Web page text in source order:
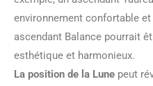
environnement confortable et
ascendant Balance pourrait
esthétique et harmonieux.
La position de la Lune peut